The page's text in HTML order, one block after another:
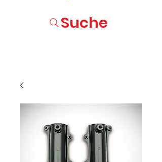
Suche